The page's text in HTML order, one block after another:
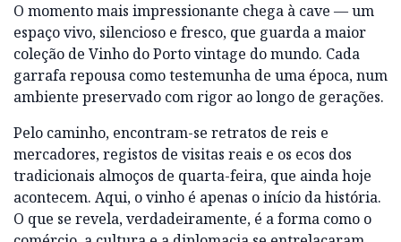
O momento mais impressionante chega à cave — um
espaço vivo, silencioso e fresco, que guarda a maior
coleção de Vinho do Porto vintage do mundo. Cada
garrafa repousa como testemunha de uma época, num
ambiente preservado com rigor ao longo de gerações.
Pelo caminho, encontram-se retratos de reis e
mercadores, registos de visitas reais e os ecos dos
tradicionais almoços de quarta-feira, que ainda hoje
acontecem. Aqui, o vinho é apenas o início da história.
O que se revela, verdadeiramente, é a forma como o